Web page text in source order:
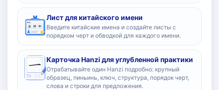
Лист для китайского имени
Введите китайские имена и создайте листы с
порядком черт и обводкой для каждого имени.
Карточка Hanzi для углубленной практики
Отрабатывайте один Hanzi подробно: крупный
образец, пиньинь, ключ, структура, порядок черт,
слова и строки для предложения.